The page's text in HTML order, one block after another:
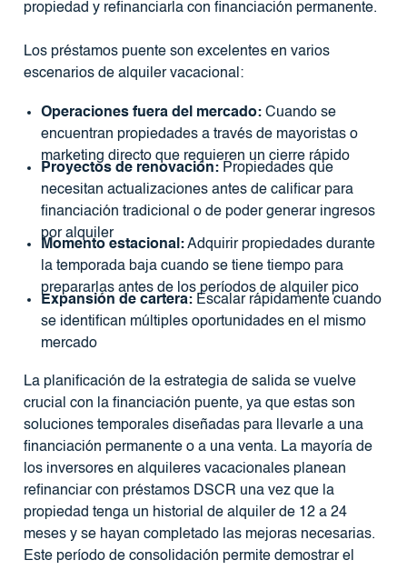
propiedad y refinanciarla con financiación permanente.
Los préstamos puente son excelentes en varios
escenarios de alquiler vacacional:
Operaciones fuera del mercado:Cuando se
encuentran propiedades a través de mayoristas o
marketing directo que requieren un cierre rápido
Proyectos de renovación:Propiedades que
necesitan actualizaciones antes de calificar para
financiación tradicional o de poder generar ingresos
por alquiler
Momento estacional:Adquirir propiedades durante
la temporada baja cuando se tiene tiempo para
prepararlas antes de los períodos de alquiler pico
Expansión de cartera:Escalar rápidamente cuando
se identifican múltiples oportunidades en el mismo
mercado
La planificación de la estrategia de salida se vuelve
crucial con la financiación puente, ya que estas son
soluciones temporales diseñadas para llevarle a una
financiación permanente o a una venta. La mayoría de
los inversores en alquileres vacacionales planean
refinanciar con préstamos DSCR una vez que la
propiedad tenga un historial de alquiler de 12 a 24
meses y se hayan completado las mejoras necesarias.
Este período de consolidación permite demostrar el